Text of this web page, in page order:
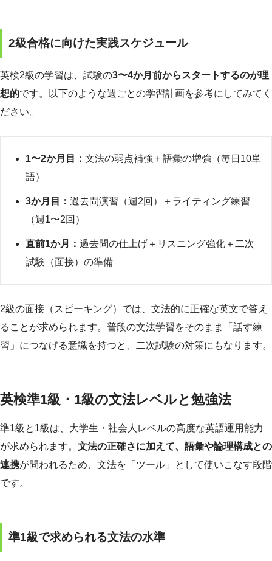
2級合格に向けた実践スケジュール
英検2級の学習は、試験の3〜4か月前からスタートするのが理
想的です。以下のような週ごとの学習計画を参考にしてみてく
ださい。
1〜2か月目： 文法の弱点補強＋語彙の増強（毎日10単
語）
3か月目： 過去問演習（週2回）＋ライティング練習
（週1〜2回）
直前1か月： 過去問の仕上げ＋リスニング強化＋二次
試験（面接）の準備
2級の面接（スピーキング）では、文法的に正確な英文で答え
ることが求められます。普段の文法学習をそのまま「話す練
習」につなげる意識を持つと、二次試験の対策にもなります。
英検準1級・1級の文法レベルと勉強法
準1級と1級は、大学生・社会人レベルの高度な英語運用能力
が求められます。 文法の正確さに加えて、語彙や論理構成との
連携が問われるため、文法を「ツール」として使いこなす段階
です。
準1級で求められる文法の水準